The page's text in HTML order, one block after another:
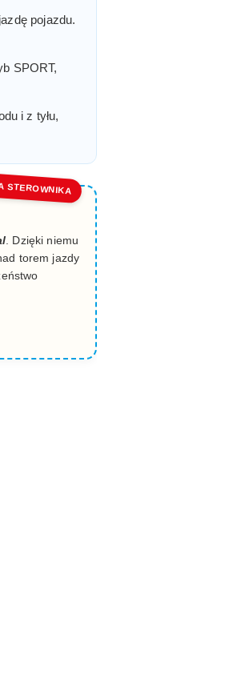
pojazdu.
SPORT,
i z tyłu,
STEROWNIKA
. Dzięki niemu
torem jazdy